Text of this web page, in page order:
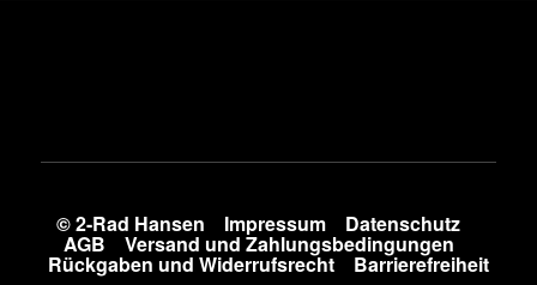
© 2-Rad Hansen Impressum Datenschutz
AGB Versand und Zahlungsbedingungen
Rückgaben und Widerrufsrecht Barrierefreiheit